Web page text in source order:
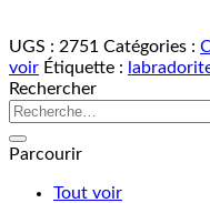
UGS : 2751 Catégories :
voir Étiquette :
Rechercher
Recherche
Parcourir
Tout voir